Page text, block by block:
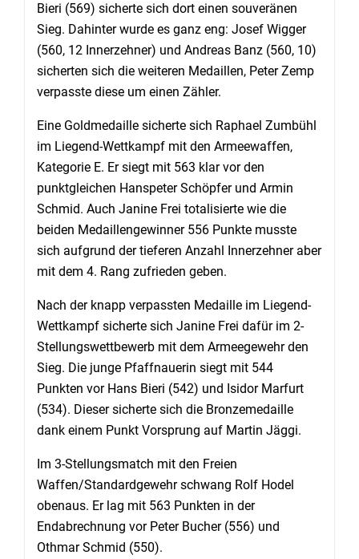
Bieri (569) sicherte sich dort einen souveränen
Sieg. Dahinter wurde es ganz eng: Josef Wigger
(560, 12 Innerzehner) und Andreas Banz (560, 10)
sicherten sich die weiteren Medaillen, Peter Zemp
verpasste diese um einen Zähler.
Eine Goldmedaille sicherte sich Raphael Zumbühl
im Liegend-Wettkampf mit den Armeewaffen,
Kategorie E. Er siegt mit 563 klar vor den
punktgleichen Hanspeter Schöpfer und Armin
Schmid. Auch Janine Frei totalisierte wie die
beiden Medaillengewinner 556 Punkte musste
sich aufgrund der tieferen Anzahl Innerzehner aber
mit dem 4. Rang zufrieden geben.
Nach der knapp verpassten Medaille im Liegend-
Wettkampf sicherte sich Janine Frei dafür im 2-
Stellungswettbewerb mit dem Armeegewehr den
Sieg. Die junge Pfaffnauerin siegt mit 544
Punkten vor Hans Bieri (542) und Isidor Marfurt
(534). Dieser sicherte sich die Bronzemedaille
dank einem Punkt Vorsprung auf Martin Jäggi.
Im 3-Stellungsmatch mit den Freien
Waffen/Standardgewehr schwang Rolf Hodel
obenaus. Er lag mit 563 Punkten in der
Endabrechnung vor Peter Bucher (556) und
Othmar Schmid (550).